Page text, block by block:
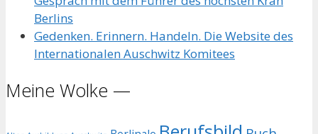
Berlins
Gedenken. Erinnern. Handeln. Die Website des
Internationalen Auschwitz Komitees
Meine Wolke —